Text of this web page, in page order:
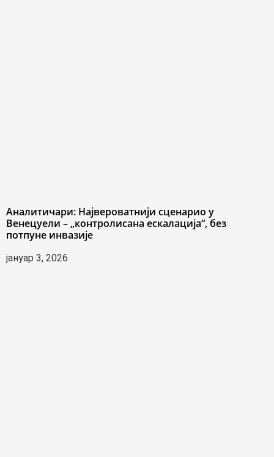
Аналитичари: Највероватнији сценарио у
Венецуели – „контролисана ескалација“, без
потпуне инвазије
јануар 3, 2026